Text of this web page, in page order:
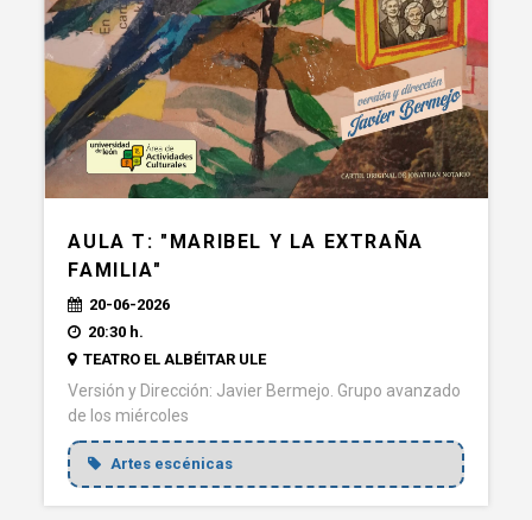
AULA T: "MARIBEL Y LA EXTRAÑA
FAMILIA"
20-06-2026
20:30 h.
TEATRO EL ALBÉITAR ULE
Versión y Dirección: Javier Bermejo. Grupo avanzado
de los miércoles
Artes escénicas